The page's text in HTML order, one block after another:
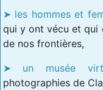
les hommes et
qui y ont vécu et qui
de nos frontières,
un musée
photographies de